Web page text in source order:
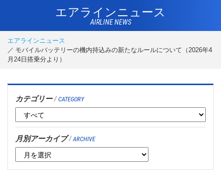
エアラインニュース
AIRLINE NEWS
エアラインニュース
モバイルバッテリーの機内持込みの新たなルールについて（2026年4
月24日搭乗分より）
カテゴリー/ CATEGORY
月別アーカイブ/ ARCHIVE